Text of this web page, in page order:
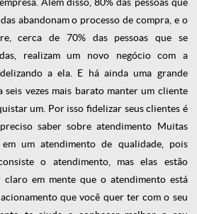
abandonam o processo de compra, e o
cerca de 70% das pessoas que se
realizam um novo negócio com a
a ela. E há ainda uma grande
seis vezes mais barato manter um cliente
um. Por isso fidelizar seus clientes é
saber sobre atendimento Muitas
em um atendimento de qualidade, pois
o atendimento, mas elas estão
claro em mente que o atendimento está
que você quer ter com o seu